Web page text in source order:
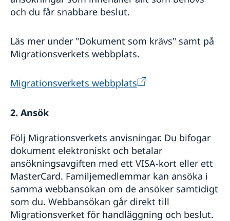
Vanligt förekommande frågor
och du får snabbare beslut.
Läs mer under "Dokument som krävs" samt på
Migrationsverkets webbplats.
Migrationsverkets webbplats
2. Ansök
Följ Migrationsverkets anvisningar. Du bifogar
dokument elektroniskt och betalar
ansökningsavgiften med ett VISA-kort eller ett
MasterCard. Familjemedlemmar kan ansöka i
samma webbansökan om de ansöker samtidigt
som du. Webbansökan går direkt till
Migrationsverket för handläggning och beslut.